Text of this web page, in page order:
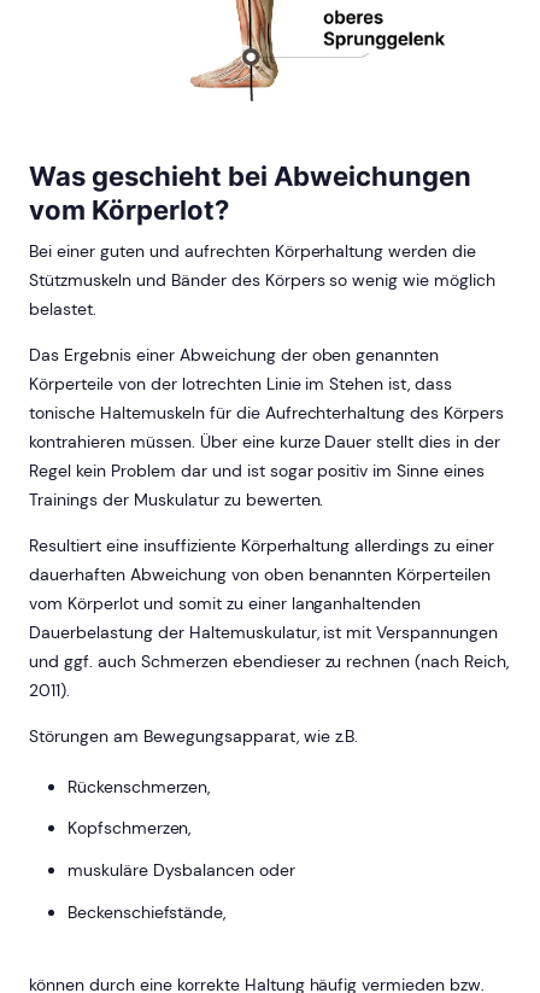
Was geschieht bei Abweichungen
vom Körperlot?
Bei einer guten und aufrechten Körperhaltung werden die
Stützmuskeln und Bänder des Körpers so wenig wie möglich
belastet.
Das Ergebnis einer Abweichung der oben genannten
Körperteile von der lotrechten Linie im Stehen ist, dass
tonische Haltemuskeln für die Aufrechterhaltung des Körpers
kontrahieren müssen. Über eine kurze Dauer stellt dies in der
Regel kein Problem dar und ist sogar positiv im Sinne eines
Trainings der Muskulatur zu bewerten.
Resultiert eine insuffiziente Körperhaltung allerdings zu einer
dauerhaften Abweichung von oben benannten Körperteilen
vom Körperlot und somit zu einer langanhaltenden
Dauerbelastung der Haltemuskulatur, ist mit Verspannungen
und ggf. auch Schmerzen ebendieser zu rechnen (nach Reich,
2011).
Störungen am Bewegungsapparat, wie z.B.
Rückenschmerzen,
Kopfschmerzen,
muskuläre Dysbalancen oder
Beckenschiefstände,
können durch eine korrekte Haltung häufig vermieden bzw.